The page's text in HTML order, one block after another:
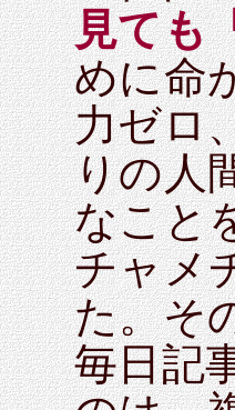
見ても
めに命
力ゼロ
りの人
なこと
チャメ
た。そ
毎日記